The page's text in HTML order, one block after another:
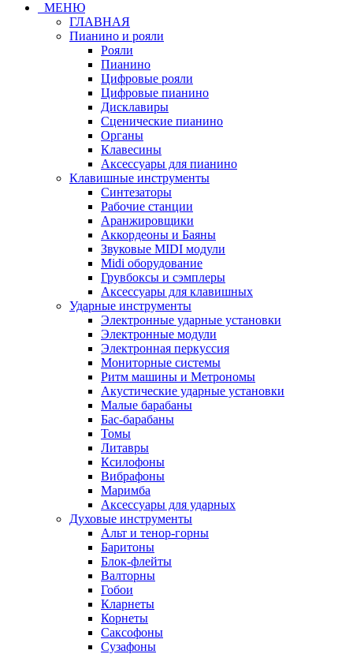
МЕНЮ
ГЛАВНАЯ
Пианино и рояли
Рояли
Пианино
Цифровые рояли
Цифровые пианино
Дисклавиры
Сценические пианино
Органы
Клавесины
Аксессуары для пианино
Клавишные инструменты
Синтезаторы
Рабочие станции
Аранжировщики
Аккордеоны и Баяны
Звуковые MIDI модули
Midi оборудование
Грувбоксы и сэмплеры
Аксессуары для клавишных
Ударные инструменты
Электронные ударные установки
Электронные модули
Электронная перкуссия
Мониторные системы
Ритм машины и Метрономы
Акустические ударные установки
Малые барабаны
Бас-барабаны
Томы
Литавры
Ксилофоны
Вибрафоны
Маримба
Аксессуары для ударных
Духовые инструменты
Альт и тенор-горны
Баритоны
Блок-флейты
Валторны
Гобои
Кларнеты
Корнеты
Саксофоны
Сузафоны